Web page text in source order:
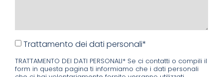
Trattamento dei dati personali*
TRATTAMENTO DEI DATI PERSONALI* Se ci contatti o compili il
form in questa pagina ti informiamo che i dati personali